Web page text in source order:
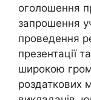
оголошення
запрошення
проведення
презентації
широкою
роздаткових